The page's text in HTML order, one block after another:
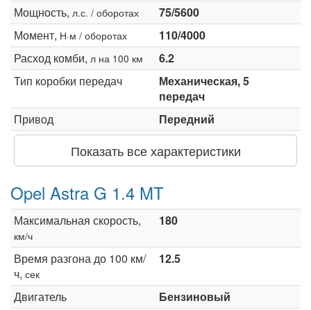
Мощность, л.с. / оборотах
75/5600
Момент, Н·м / оборотах
110/4000
Расход комби, л на 100 км
6.2
Тип коробки передач
Механическая, 5
передач
Привод
Передний
Показать все характеристики
Opel Astra G 1.4 MT
Максимальная скорость,
км/ч
180
Время разгона до 100 км/
ч, сек
12.5
Двигатель
Бензиновый